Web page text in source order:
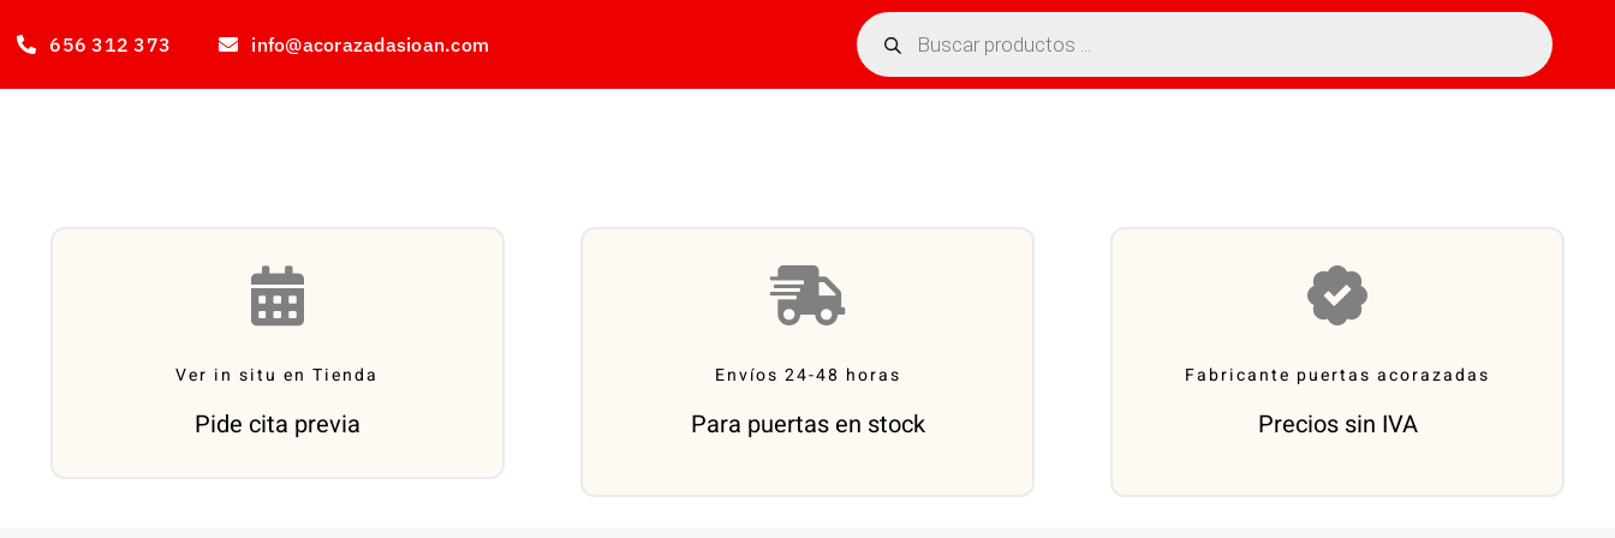
656 312 373 info@acorazadasioan.com
Búsqueda
de
productos
Ver in situ en Tienda
Pide cita previa
Envíos 24-48 horas
Para puertas en stock
Fabricante puertas acorazadas
Precios sin IVA